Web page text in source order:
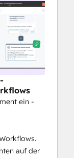
ein -
auf der